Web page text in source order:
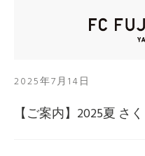
2025年7月14日
【ご案内】2025夏 さ